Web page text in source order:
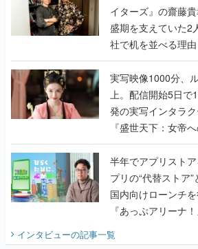
『TATSUJIN
んだレジェンド2人
実写映像1000分、
上。配信開始5日で
発の実写インタラ
『盛世天下：女帝へ
うこだわりをプロ
半年でアプリストアをオ
プリの“代替ストア
国内向けローンチ
『あっぷアリーナ
てみた
インタビューの記事一覧
『アビス』は、ひ